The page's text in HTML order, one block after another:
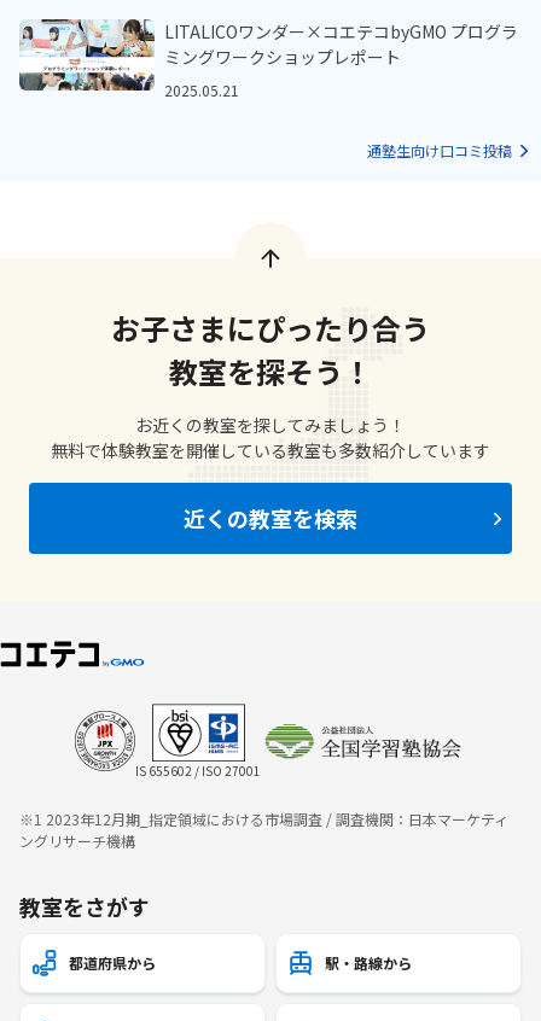
LITALICOワンダー×コエテコbyGMO プログラ
ミングワークショップレポート
2025.05.21
通塾生向け口コミ投稿
お子さまにぴったり合う
教室を探そう！
お近くの教室を探してみましょう！
無料で体験教室を開催している教室も多数紹介しています
近くの教室を検索
IS 655602 / ISO 27001
※1 2023年12月期_指定領域における市場調査 / 調査機関：日本マーケティ
ングリサーチ機構
教室をさがす
都道府県から 駅・路線から